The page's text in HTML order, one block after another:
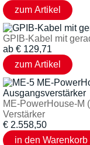
GPIB-Kabel mit
ab € 129,71
ME-PowerHouse-M
Verstärker
€ 2.558,50